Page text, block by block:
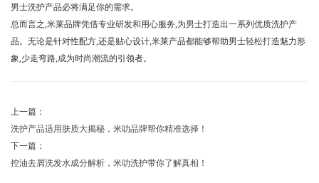
男士洗护产品必将满足你的需求。
总而言之,米莱品牌凭借专业研发和用心服务,为男士打造出一系列优质洗护产
品。无论是针对性配方,还是贴心设计,米莱产品都能够帮助男士轻松打造魅力形
象,少走弯路,成为时尚潮流的引领者。
上一篇：
洗护产品适用肤质大揭秘，米叻品牌帮你精准选择！
下一篇：
控油去屑洗发水成分解析，米叻洗护带你了解真相！